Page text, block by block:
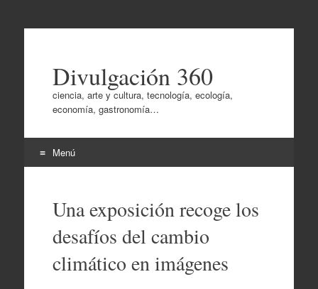
Divulgación 360
ciencia, arte y cultura, tecnología, ecología,
economía, gastronomía…
Menú
contenidoUna exposición recoge los
desafíos del cambio
climático en imágenes